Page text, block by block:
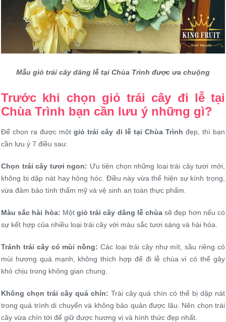
Mẫu giỏ trái cây dâng lễ tại Chùa Trình được ưa chuộng
Trước khi chọn giỏ trái cây đi lễ tại
Chùa Trình bạn cần lưu ý những gì?
Để chọn ra được mộtgiỏ trái cây đi lễ tại Chùa Trình đẹp, thì bạn
cần lưu ý 7 điều sau:
Chọn trái cây tươi ngon: Ưu tiên chọn những loại trái cây tươi mới,
không bị dập nát hay hỏng hóc. Điều này vừa thể hiện sự kính trọng,
vừa đảm bảo tính thẩm mỹ và vệ sinh an toàn thực phẩm.
Màu sắc hài hòa: Mộtgiỏ trái cây dâng lễ chùa sẽ đẹp hơn nếu có
sự kết hợp của nhiều loại trái cây với màu sắc tươi sáng và hài hòa.
Tránh trái cây có mùi nồng:Các loại trái cây như mít, sầu riêng có
mùi hương quá mạnh, không thích hợp để đi lễ chùa vì có thể gây
khó chịu trong không gian chung.
Không chọn trái cây quá chín: Trái cây quá chín có thể bị dập nát
trong quá trình di chuyển và không bảo quản được lâu. Nên chọn trái
cây vừa chín tới để giữ được hương vị và hình thức đẹp nhất.